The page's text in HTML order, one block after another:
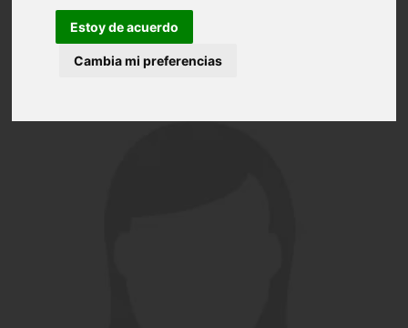
Estoy de acuerdo
Cambia mi preferencias